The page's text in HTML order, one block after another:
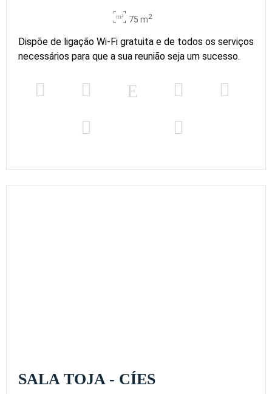
75 m2
Dispõe de ligação Wi-Fi gratuita e de todos os serviços
necessários para que a sua reunião seja um sucesso.
SALA TOJA - CÍES